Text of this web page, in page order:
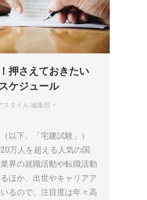
押さえておきたい
ケジュール
スタイル 編集部
以下、「宅建試験」）
万人を超える人気の国
界の就職活動や転職活動
ほか、出世やキャリアア
るので、注目度は年々高